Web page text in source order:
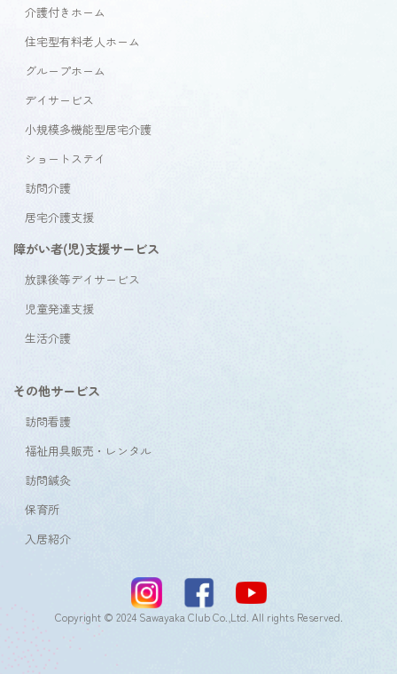
介護付きホーム
住宅型有料老人ホーム
グループホーム
デイサービス
小規模多機能型居宅介護
ショートステイ
訪問介護
居宅介護支援
障がい者(児)支援サービス
放課後等デイサービス
児童発達支援
生活介護
その他サービス
訪問看護
福祉用具販売・レンタル
訪問鍼灸
保育所
入居紹介
Copyright © 2024 Sawayaka Club Co.,Ltd. All rights Reserved.